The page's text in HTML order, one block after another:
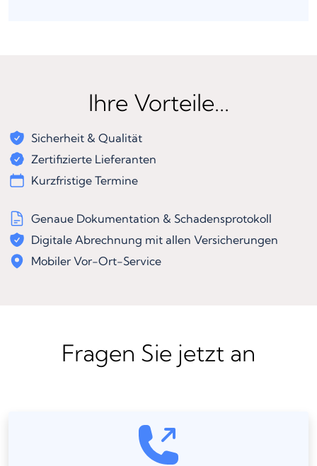
Ihre Vorteile...
Sicherheit & Qualität
Zertifizierte Lieferanten
Kurzfristige Termine
Genaue Dokumentation & Schadensprotokoll
Digitale Abrechnung mit allen Versicherungen
Mobiler Vor-Ort-Service
Fragen Sie jetzt an